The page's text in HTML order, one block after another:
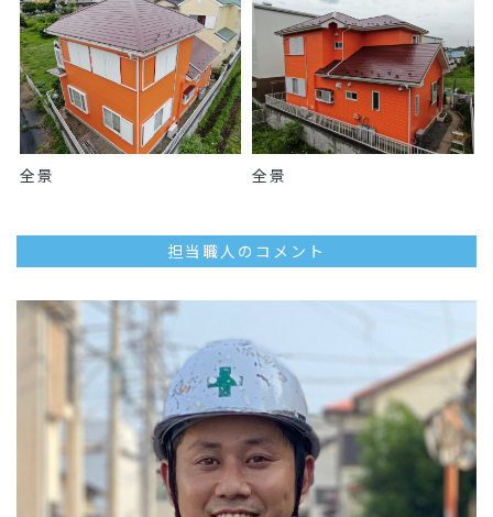
全景 全景
担当職人のコメント